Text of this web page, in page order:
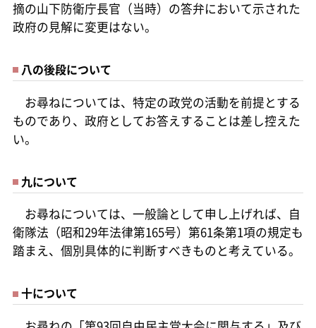
摘の山下防衛庁長官（当時）の答弁において示された
政府の見解に変更はない。
八の後段について
お尋ねについては、特定の政党の活動を前提とする
ものであり、政府としてお答えすることは差し控えた
い。
九について
お尋ねについては、一般論として申し上げれば、自
衛隊法（昭和29年法律第165号）第61条第1項の規定も
踏まえ、個別具体的に判断すべきものと考えている。
十について